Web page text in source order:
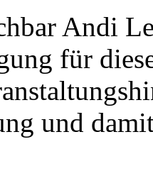
Andi
für
und